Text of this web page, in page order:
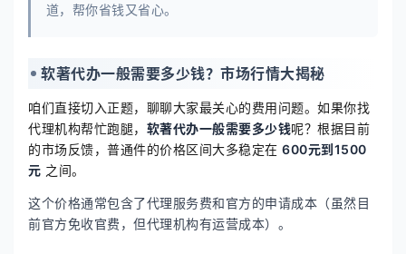
道，帮你省钱又省心。
软著代办一般需要多少钱？市场行情大揭秘
咱们直接切入正题，聊聊大家最关心的费用问题。如果你找
代理机构帮忙跑腿， 软著代办一般需要多少钱呢？根据目前
的市场反馈，普通件的价格区间大多稳定在 600元到1500
元 之间。
这个价格通常包含了代理服务费和官方的申请成本（虽然目
前官方免收官费，但代理机构有运营成本）。